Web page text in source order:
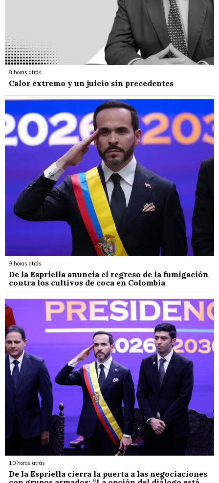
8 horas atrás
Calor extremo y un juicio sin precedentes
9 horas atrás
De la Espriella anuncia el regreso de la fumigación
contra los cultivos de coca en Colombia
10 horas atrás
De la Espriella cierra la puerta a las negociaciones